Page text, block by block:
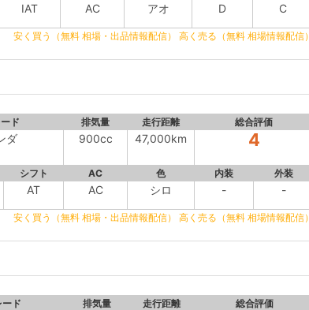
IAT AC アオ D C
安く買う（無料 相場・出品情報配信） 高く売る（無料 相場情報配信）
ド 排気量 走行距離 総合評価
ダ 900cc 47,000km 4
シフト AC 色 内装 外装
AT AC シロ - -
安く買う（無料 相場・出品情報配信） 高く売る（無料 相場情報配信）
ード 排気量 走行距離 総合評価